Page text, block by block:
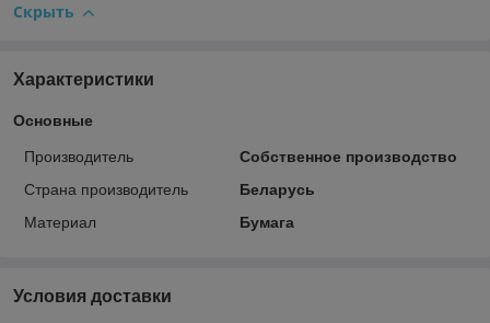
Скрыть
Характеристики
Основные
Производитель
Собственное производство
Страна производитель
Беларусь
Материал
Бумага
Условия доставки